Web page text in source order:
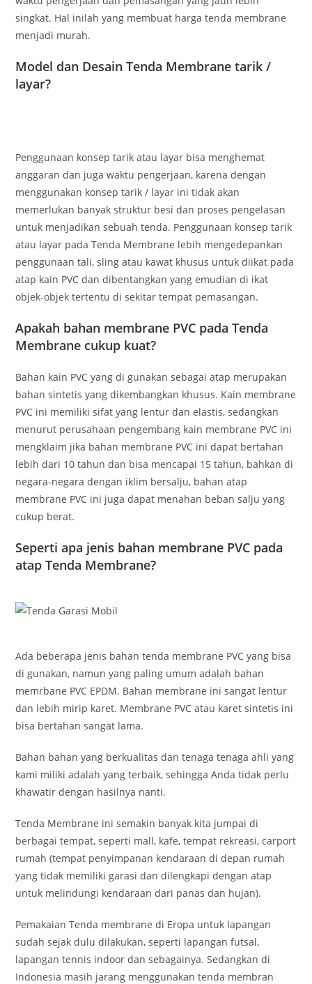
singkat. Hal inilah yang membuat harga tenda membrane
menjadi murah.
Model dan Desain Tenda Membrane tarik /
layar?
Penggunaan konsep tarik atau layar bisa menghemat
anggaran dan juga waktu pengerjaan, karena dengan
menggunakan konsep tarik / layar ini tidak akan
memerlukan banyak struktur besi dan proses pengelasan
untuk menjadikan sebuah tenda. Penggunaan konsep tarik
atau layar pada Tenda Membrane lebih mengedepankan
penggunaan tali, sling atau kawat khusus untuk diikat pada
atap kain PVC dan dibentangkan yang emudian di ikat
objek-objek tertentu di sekitar tempat pemasangan.
Apakah bahan membrane PVC pada Tenda
Membrane cukup kuat?
Bahan kain PVC yang di gunakan sebagai atap merupakan
bahan sintetis yang dikembangkan khusus. Kain membrane
PVC ini memiliki sifat yang lentur dan elastis, sedangkan
menurut perusahaan pengembang kain membrane PVC ini
mengklaim jika bahan membrane PVC ini dapat bertahan
lebih dari 10 tahun dan bisa mencapai 15 tahun, bahkan di
negara-negara dengan iklim bersalju, bahan atap
membrane PVC ini juga dapat menahan beban salju yang
cukup berat.
Seperti apa jenis bahan membrane PVC pada
atap Tenda Membrane?
Ada beberapa jenis bahan tenda membrane PVC yang bisa
di gunakan, namun yang paling umum adalah bahan
memrbane PVC EPDM. Bahan membrane ini sangat lentur
dan lebih mirip karet. Membrane PVC atau karet sintetis ini
bisa bertahan sangat lama.
Bahan bahan yang berkualitas dan tenaga tenaga ahli yang
kami miliki adalah yang terbaik, sehingga Anda tidak perlu
khawatir dengan hasilnya nanti.
Tenda Membrane ini semakin banyak kita jumpai di
berbagai tempat, seperti mall, kafe, tempat rekreasi, carport
rumah (tempat penyimpanan kendaraan di depan rumah
yang tidak memiliki garasi dan dilengkapi dengan atap
untuk melindungi kendaraan dari panas dan hujan).
Pemakaian Tenda membrane di Eropa untuk lapangan
sudah sejak dulu dilakukan, seperti lapangan futsal,
lapangan tennis indoor dan sebagainya. Sedangkan di
Indonesia masih jarang menggunakan tenda membran